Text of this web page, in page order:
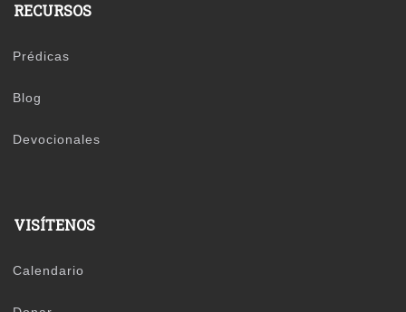
RECURSOS
Prédicas
Blog
Devocionales
VISÍTENOS
Calendario